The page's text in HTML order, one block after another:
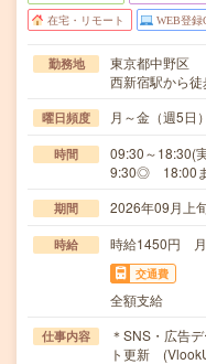
在宅・リモート WEB登録
勤務地
東京都中野区
西新宿駅から
曜日頻度 月～金（週5
時間
09:30～18:30(
9:30◎ 18:00
期間 2026年09月上
時給 時給1450円
交通費
全額支給
仕事内容
＊SNS・広告
ト更新